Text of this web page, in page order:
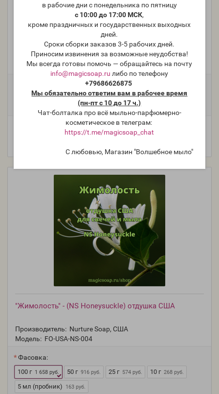
в рабочие дни с понедельника по пятницу
с 10:00 до 17:00 МСК,
кроме праздничных и государственных выходных
дней.
Сроки сборки заказов 3-5 рабочих дней.
Приносим извинения за возможные неудобства!
Мы всегда готовы помочь — обращайтесь на почту
info@magicsoap.ru либо по телефону
+79686626875
Мы обязательно ответим вам в рабочее время
(пн-пт с 10 до 17 ч.)
Чат-болталка про всё мыльно-парфюмерно-
косметическое в телеграм:
https://t.me/magicsoap_chat
С любовью, Магазин "Волшебное мыло"
"Варенье из лепестков роз" (по мотивам Lush Rose
Jam) (NS Rose Petal Preserves) - отдушка США
Производитель: Nurture Soap, США
Модель: FO-USA-NS-019
268 руб.
"Жимолость" - (NS Honeysuckle) отдушка США
Производитель: Nurture Soap, США
Модель: FO-USA-NS-004
Фасовка:
100 г 1 658 руб. 50 г 916 руб. 25 г 574 руб. 10 г 268 руб.
5 мл (пробник) 163 руб.